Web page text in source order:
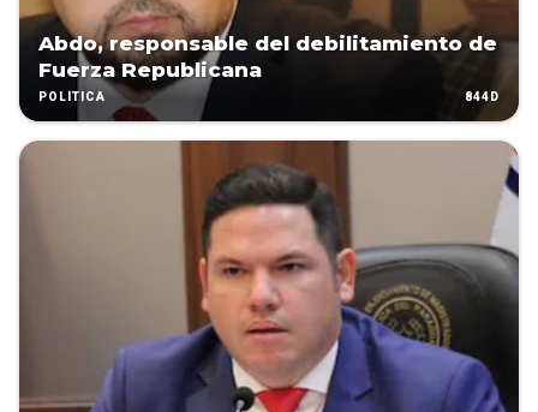
Abdo, responsable del debilitamiento de
Fuerza Republicana
POLÍTICA 844D